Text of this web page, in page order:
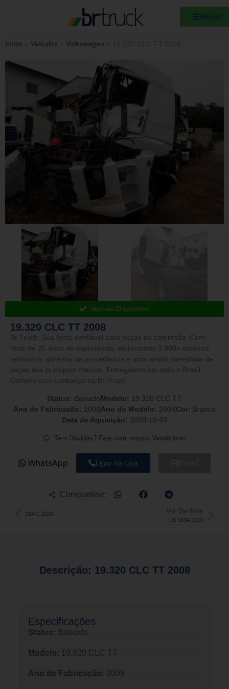
MENU
Início Veículos Volkswagen
Veículo Disponível
19.320 CLC TT 2008
Br Truck: Sua fonte confiável para peças de caminhão. Com
mais de 25 anos de experiência, oferecemos 3.000+ motores
revisados, garantia de procedência e uma ampla variedade de
peças das principais marcas. Entregamos em todo o Brasil.
Compre com confiança na Br Truck.
Status: BaixadoModelo: 19.320 CLC TT
Ano de Fabricação: 2008Ano do Modelo: 2008Cor: Branco
Data de Aquisição: 2020-10-03
Tem Dúvidas? Fale com nossos Vendedores
WhatsApp Ligar na Loja
Compartilhe:
914 C 2001 Ver Também
LS 1634 2010
Descrição: 19.320 CLC TT 2008
Especificações​
Status: Baixado
Modelo: 19.320 CLC TT
Ano de Fabricação: 2008